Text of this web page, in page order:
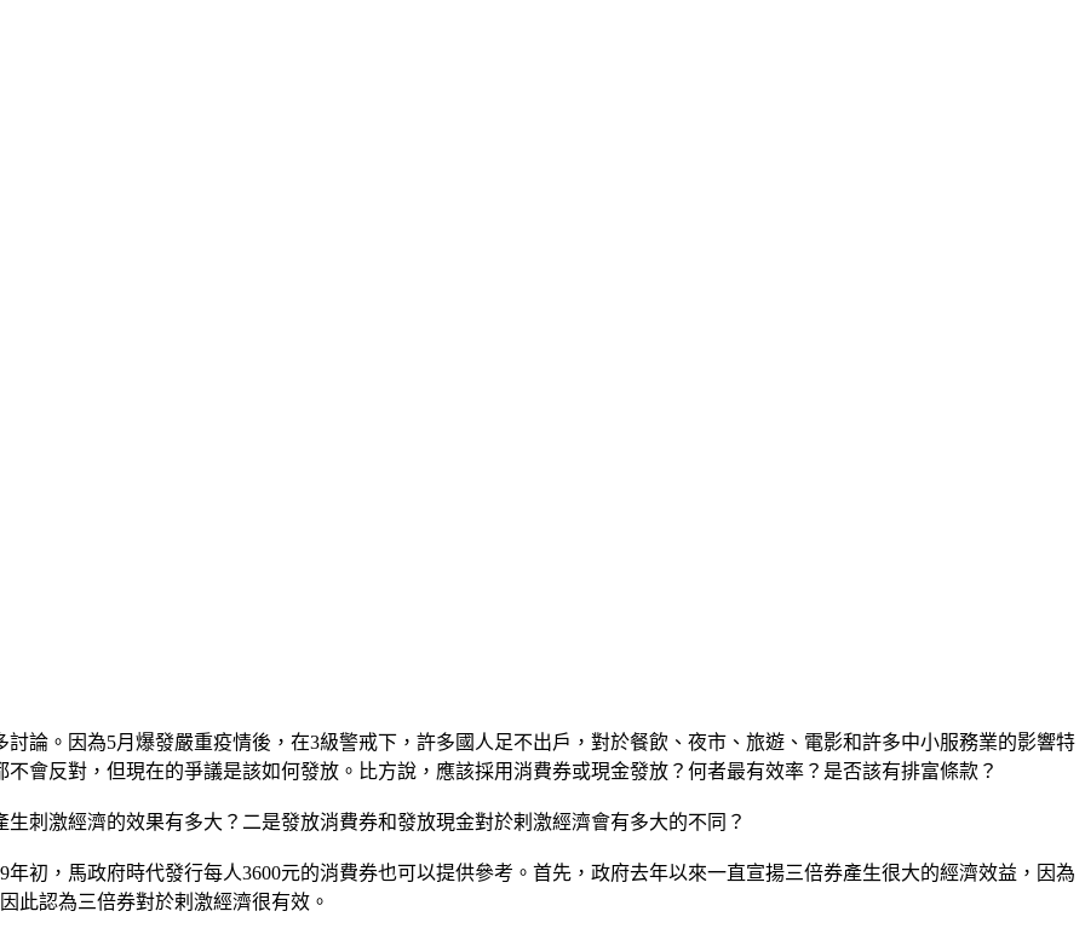
論。因為5月爆發嚴重疫情後，在3級警戒下，許多國人足不出戶，對於餐飲、夜市、旅遊、電影和許多中小服務業的影響特
會反對，但現在的爭議是該如何發放。比方說，應該採用消費券或現金發放？何者最有效率？是否該有排富條款？
刺激經濟的效果有多大？二是發放消費券和發放現金對於剌激經濟會有多大的不同？
初，馬政府時代發行每人3600元的消費券也可以提供參考。首先，政府去年以來一直宣揚三倍券產生很大的經濟效益，因為
此認為三倍券對於剌激經濟很有效。